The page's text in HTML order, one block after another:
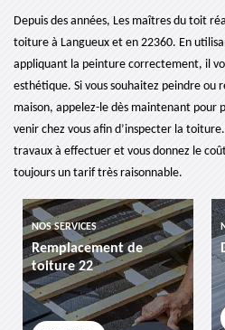
Depuis des années, Les maîtres du toit
toiture à Langueux et en 22360. En
appliquant la peinture correctement, il
esthétique. Si vous souhaitez peindre
maison, appelez-le dès maintenant pour
venir chez vous afin d’inspecter la
travaux à effectuer et vous donnez le
toujours un tarif très raisonnable.
NOS SERVICES
Remplacement de
toiture 22